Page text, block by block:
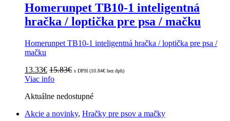
Homerunpet TB10-1 inteligentná
hračka / loptička pre psa / mačku
Homerunpet TB10-1 inteligentná hračka / loptička pre psa /
mačku
13.33€ 15.83€ s DPH (10.84€ bez dph)
Viac info
Aktuálne nedostupné
Akcie a novinky, Hračky pre psov a mačky